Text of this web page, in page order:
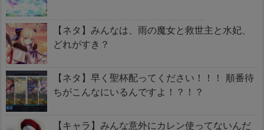
【ネタ】みんなは、雨の魔女と救世主と水妃、
どれがすき？
【ネタ】早く聖杯配ってください！！！ 順番待
ちがこんなにいるんですよ！？！？
【キャラ】みんな意外にカレン使ってないんだ